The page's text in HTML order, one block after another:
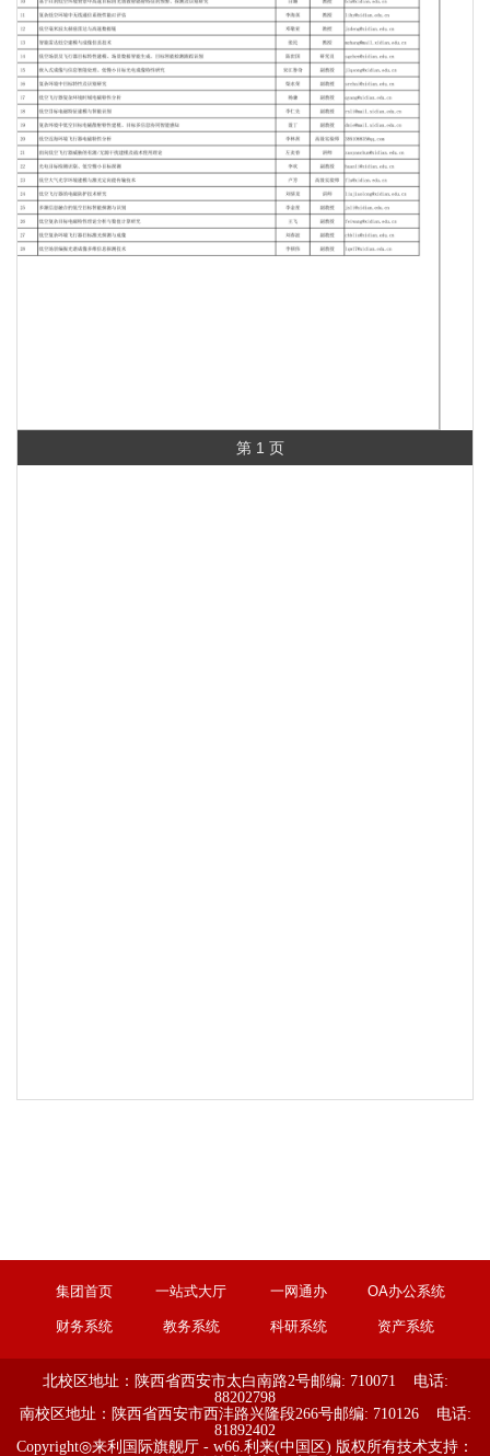
第 1 页
集团首页 一站式大厅 一网通办 OA办公系统
财务系统 教务系统 科研系统 资产系统
北校区地址：陕西省西安市太白南路2号邮编: 710071 电话:
88202798
南校区地址：陕西省西安市西沣路兴隆段266号邮编: 710126 电话:
81892402
Copyright◎来利国际旗舰厅 - w66.利来(中国区) 版权所有技术支持：